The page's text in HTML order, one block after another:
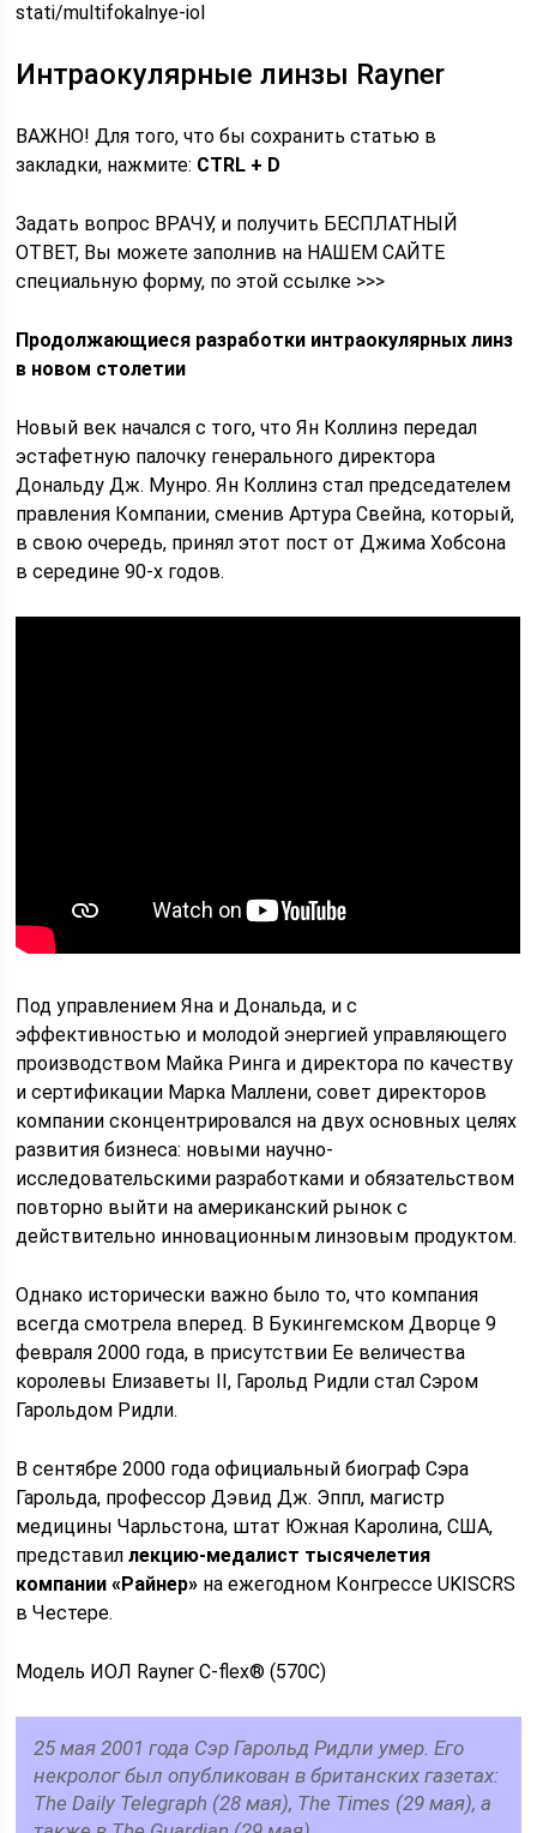
stati/multifokalnye-iol
Интраокулярные линзы Rayner
ВАЖНО! Для того, что бы сохранить статью в
закладки, нажмите: CTRL + D
Задать вопрос ВРАЧУ, и получить БЕСПЛАТНЫЙ
ОТВЕТ, Вы можете заполнив на НАШЕМ САЙТЕ
специальную форму, по этой ссылке >>>
Продолжающиеся разработки интраокулярных линз
в новом столетии
Новый век начался с того, что Ян Коллинз передал
эстафетную палочку генерального директора
Дональду Дж. Мунро. Ян Коллинз стал председателем
правления Компании, сменив Артура Свейна, который,
в свою очередь, принял этот пост от Джима Хобсона
в середине 90-х годов.
Под управлением Яна и Дональда, и с
эффективностью и молодой энергией управляющего
производством Майка Ринга и директора по качеству
и сертификации Марка Маллени, совет директоров
компании сконцентрировался на двух основных целях
развития бизнеса: новыми научно-
исследовательскими разработками и обязательством
повторно выйти на американский рынок с
действительно инновационным линзовым продуктом.
Однако исторически важно было то, что компания
всегда смотрела вперед. В Букингемском Дворце 9
февраля 2000 года, в присутствии Ее величества
королевы Елизаветы II, Гарольд Ридли стал Сэром
Гарольдом Ридли.
В сентябре 2000 года официальный биограф Сэра
Гарольда, профессор Дэвид Дж. Эппл, магистр
медицины Чарльстона, штат Южная Каролина, США,
представиллекцию-медалист тысячелетия
компании «Райнер» на ежегодном Конгрессе UKISCRS
в Честере.
Модель ИОЛ Rayner C-flex® (570C)
25 мая 2001 года Сэр Гарольд Ридли умер. Его
некролог был опубликован в британских газетах:
The Daily Telegraph (28 мая), The Times (29 мая), а